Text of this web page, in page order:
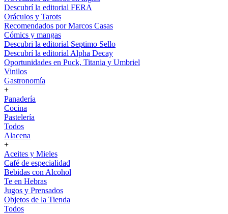
Descubrí la editorial FERA
Oráculos y Tarots
Recomendados por Marcos Casas
Cómics y mangas
Descubri la editorial Septimo Sello
Descubrí la editorial Alpha Decay
Oportunidades en Puck, Titania y Umbriel
Vinilos
Gastronomía
+
Panadería
Cocina
Pastelería
Todos
Alacena
+
Aceites y Mieles
Café de especialidad
Bebidas con Alcohol
Te en Hebras
Jugos y Prensados
Objetos de la Tienda
Todos